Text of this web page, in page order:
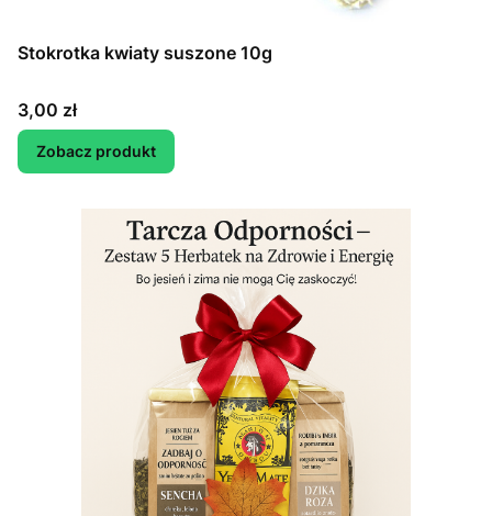
Stokrotka kwiaty suszone 10g
Cena
3,00 zł
Zobacz produkt